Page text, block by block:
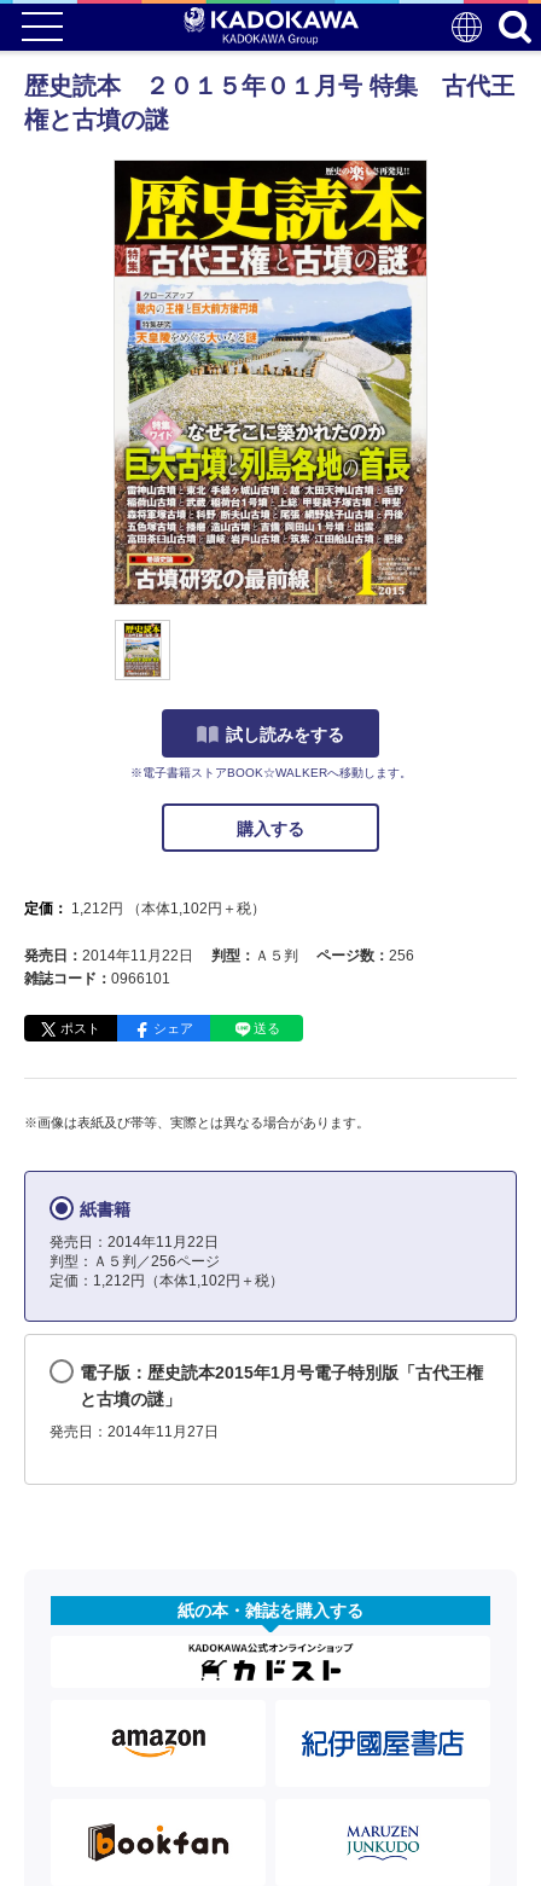
歴史読本 ２０１５年０１月号 特集 古代王
権と古墳の謎
試し読みをする
※電子書籍ストアBOOK☆WALKERへ移動します。
購入する
定価： 1,212 円 （本体1,102 円＋税）
発売日： 2014年11月22日 判型： Ａ５判 ページ数： 256
雑誌コード： 0966101
ポスト シェア 送る
※画像は表紙及び帯等、実際とは異なる場合があります。
紙書籍
発売日：2014年11月22日
判型：Ａ５判／256ページ
定価：1,212円（本体1,102円＋税）
電子版：歴史読本2015年1月号電子特別版「古代王権
と古墳の謎」
発売日：2014年11月27日
紙の本・雑誌を購入する